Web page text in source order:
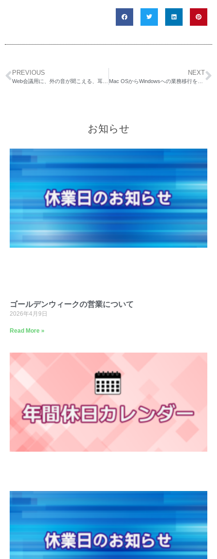
PREVIOUS NEXT
お知らせ
ゴールデンウィークの営業について
2026年4月9日
Read More »